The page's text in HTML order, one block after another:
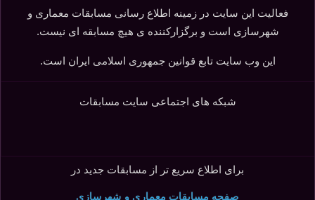
فعالیت این سایت در زمینه اطلاع رسانی مسابقات معماری و
شهرسازی است و برگزارکننده ی هیچ مسابقه ای نیست.
این وب سایت تابع قوانین جمهوری اسلامی ایران است.
شبکه های اجتماعی سایت مسابقات
برای اطلاع سریع تر از مسابقات جدید در
صفحه مسابقات معماری و شهرسازی